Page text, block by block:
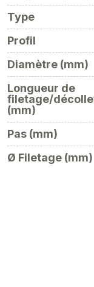
Type
Profil
Diamètre (mm)
Longueur de
filetage/
(mm)
Pas (mm)
Ø Filetage (mm)